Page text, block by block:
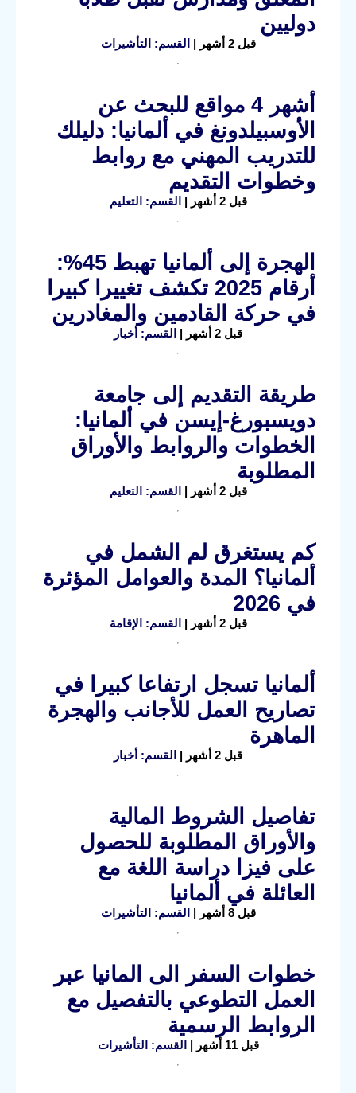
دوليين
قبل 2 أشهر | القسم: التأشيرات
أشهر 4 مواقع للبحث عن
الأوسبيلدونغ في ألمانيا: دليلك
للتدريب المهني مع روابط
وخطوات التقديم
قبل 2 أشهر | القسم: التعليم
الهجرة إلى ألمانيا تهبط 45%:
أرقام 2025 تكشف تغييرا كبيرا
في حركة القادمين والمغادرين
قبل 2 أشهر | القسم: أخبار
طريقة التقديم إلى جامعة
دويسبورغ-إيسن في ألمانيا:
الخطوات والروابط والأوراق
المطلوبة
قبل 2 أشهر | القسم: التعليم
كم يستغرق لم الشمل في
ألمانيا؟ المدة والعوامل المؤثرة
في 2026
قبل 2 أشهر | القسم: الإقامة
ألمانيا تسجل ارتفاعا كبيرا في
تصاريح العمل للأجانب والهجرة
الماهرة
قبل 2 أشهر | القسم: أخبار
تفاصيل الشروط المالية
والأوراق المطلوبة للحصول
على فيزا دراسة اللغة مع
العائلة في ألمانيا
قبل 8 أشهر | القسم: التأشيرات
خطوات السفر الى المانيا عبر
العمل التطوعي بالتفصيل مع
الروابط الرسمية
قبل 11 أشهر | القسم: التأشيرات